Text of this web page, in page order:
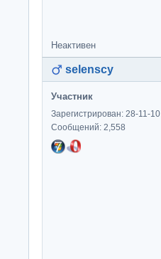
Неактивен
selenscy
Участник
Зарегистрирован: 28-11-10
Сообщений: 2,558